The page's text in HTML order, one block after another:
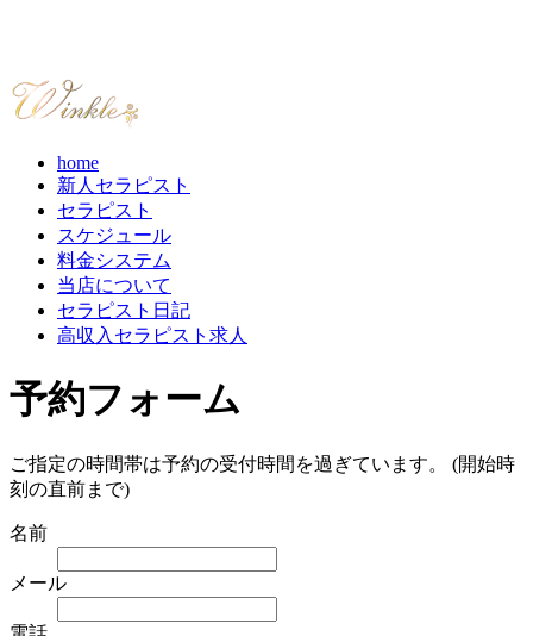
home
新人セラピスト
セラピスト
スケジュール
料金システム
当店について
セラピスト日記
高収入セラピスト求人
予約フォーム
ご指定の時間帯は予約の受付時間を過ぎています。 (開始時
刻の直前まで)
名前
メール